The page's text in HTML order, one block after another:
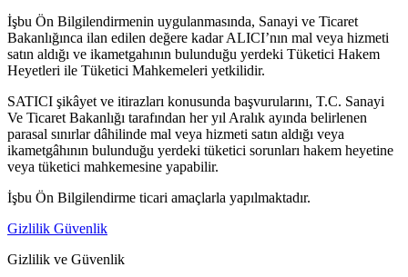
İşbu Ön Bilgilendirmenin uygulanmasında, Sanayi ve Ticaret
Bakanlığınca ilan edilen değere kadar ALICI’nın mal veya hizmeti
satın aldığı ve ikametgahının bulunduğu yerdeki Tüketici Hakem
Heyetleri ile Tüketici Mahkemeleri yetkilidir.
SATICI şikâyet ve itirazları konusunda başvurularını, T.C. Sanayi
Ve Ticaret Bakanlığı tarafından her yıl Aralık ayında belirlenen
parasal sınırlar dâhilinde mal veya hizmeti satın aldığı veya
ikametgâhının bulunduğu yerdeki tüketici sorunları hakem heyetine
veya tüketici mahkemesine yapabilir.
İşbu Ön Bilgilendirme ticari amaçlarla yapılmaktadır.
Gizlilik Güvenlik
Gizlilik ve Güvenlik